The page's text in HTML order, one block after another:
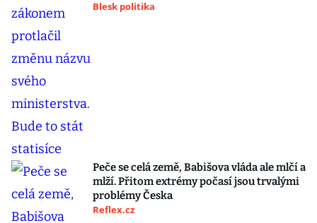
Blesk politika
Peče se celá země, Babišova vláda ale mlčí a
mlží. Přitom extrémy počasí jsou trvalými
problémy Česka
Reflex.cz